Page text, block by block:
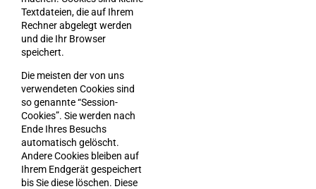
Textdateien, die auf Ihrem
Rechner abgelegt werden
und die Ihr Browser
speichert.
Die meisten der von uns
verwendeten Cookies sind
so genannte “Session-
Cookies”. Sie werden nach
Ende Ihres Besuchs
automatisch gelöscht.
Andere Cookies bleiben auf
Ihrem Endgerät gespeichert
bis Sie diese löschen. Diese